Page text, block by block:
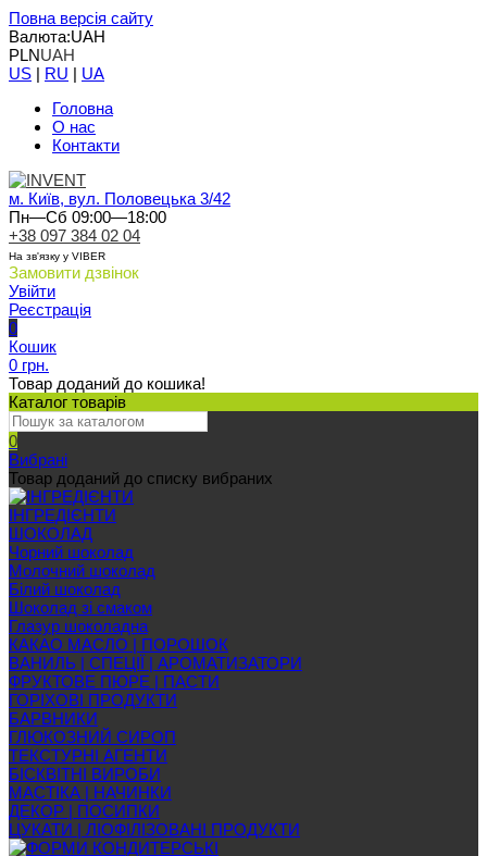
Повна версія сайту
Валюта:UAH
PLNUAH
US | RU | UA
Головна
О нас
Контакти
м. Київ, вул. Половецька 3/42
Пн—Сб 09:00—18:00
+38 097 384 02 04
На зв'язку у VIBER
Замовити дзвінок
Увійти
Реєстрація
0
Кошик
0 грн.
Товар доданий до кошика!
Каталог товарів
0
Вибрані
Товар доданий до списку вибраних
ІНГРЕДІЄНТИ
ШОКОЛАД
Чорний шоколад
Молочний шоколад
Білий шоколад
Шоколад зі смаком
Глазур шоколадна
КАКАО МАСЛО | ПОРОШОК
ВАНИЛЬ | СПЕЦІЇ | АРОМАТИЗАТОРИ
ФРУКТОВЕ ПЮРЕ | ПАСТИ
ГОРІХОВІ ПРОДУКТИ
БАРВНИКИ
ГЛЮКОЗНИЙ СИРОП
ТЕКСТУРНІ АГЕНТИ
БІСКВІТНІ ВИРОБИ
МАСТІКА | НАЧИНКИ
ДЕКОР | ПОСИПКИ
ЦУКАТИ | ЛІОФІЛІЗОВАНІ ПРОДУКТИ